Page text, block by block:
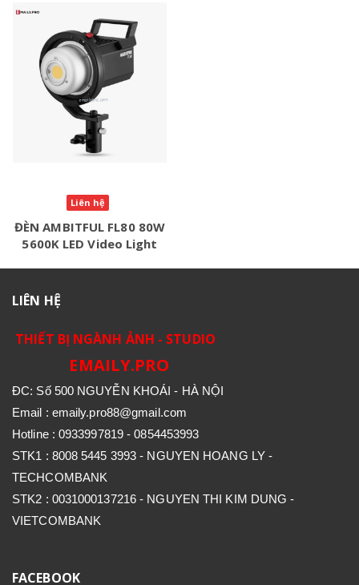
Liên hệ
ĐÈN AMBITFUL FL80 80W
5600K LED Video Light
LIÊN HỆ
THIẾT BỊ NGÀNH ẢNH - STUDIO
EMAILY.PRO
ĐC: Số 500 NGUYỄN KHOÁI - HÀ NỘI
Email : emaily.pro88@gmail.com
Hotline : 0933997819 - 0854453993
STK1 : 8008 5445 3993 - NGUYEN HOANG LY -
TECHCOMBANK
STK2 : 0031000137216 - NGUYEN THI KIM DUNG -
VIETCOMBANK
FACEBOOK